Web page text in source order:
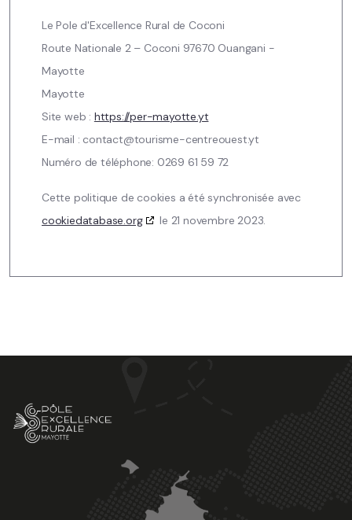
Le Pole d'Excellence Rural de Coconi
Route Nationale 2 – Coconi 97670 Ouangani -
Mayotte
Mayotte
Site web : https://per-mayotte.yt
E-mail : ty.tseuoertnec-emsiruot@tcatnoc
Numéro de téléphone: 0269 61 59 72
Cette politique de cookies a été synchronisée avec
cookiedatabase.org
le 21 novembre 2023.